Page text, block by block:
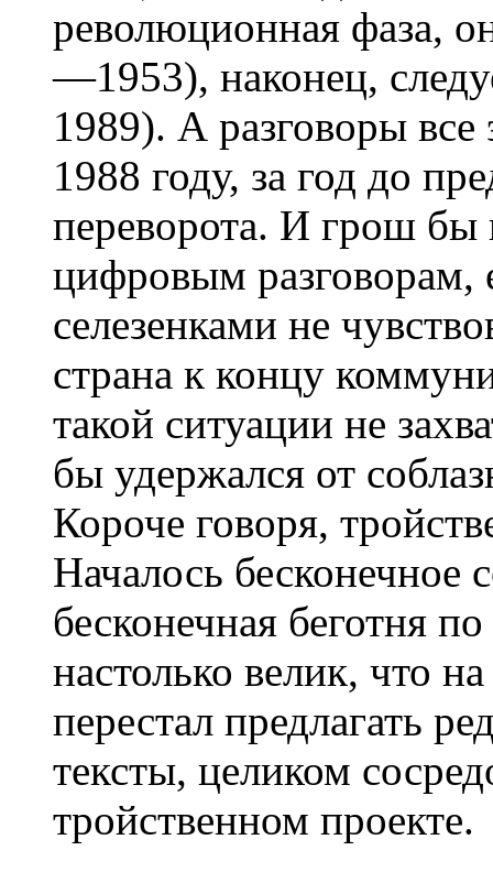
революционная фаза,
—1953), наконец,
1989). А разговоры
1988 году, за год до
переворота. И грош бы
цифровым разговорам,
селезенками не
страна к концу
такой ситуации не
бы удержался от
Короче говоря,
Началось бесконечное
бесконечная беготня
настолько велик, что
перестал предлагать
тексты, целиком
тройственном проекте.